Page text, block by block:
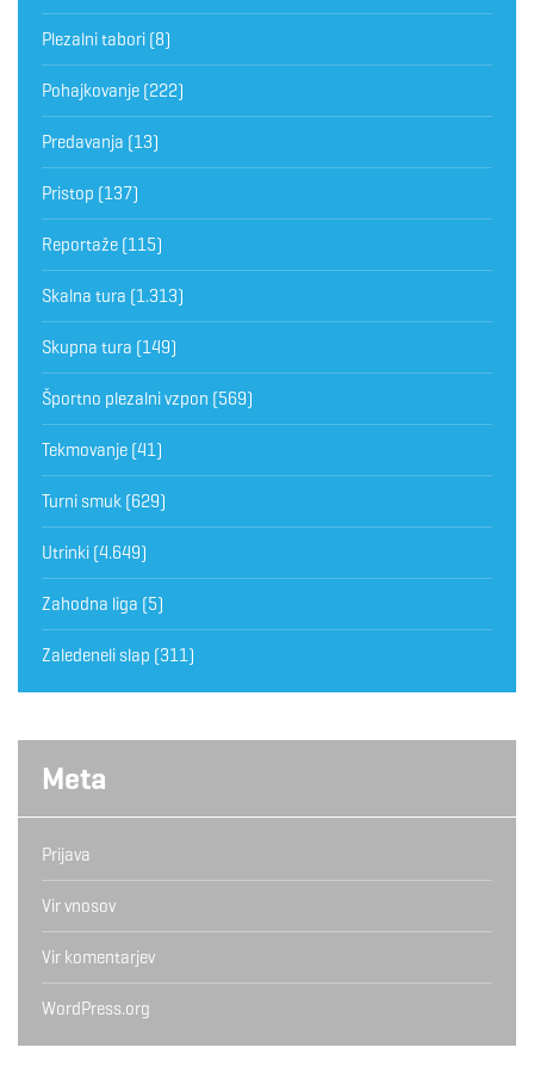
Plezalni tabori (8)
Pohajkovanje (222)
Predavanja (13)
Pristop (137)
Reportaže (115)
Skalna tura (1.313)
Skupna tura (149)
Športno plezalni vzpon (569)
Tekmovanje (41)
Turni smuk (629)
Utrinki (4.649)
Zahodna liga (5)
Zaledeneli slap (311)
Meta
Prijava
Vir vnosov
Vir komentarjev
WordPress.org